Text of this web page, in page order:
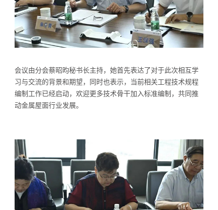
会议由分会蔡昭昀秘书长主持，她首先表达了对于此次相互学
习与交流的背景和期望，同时也表示，当前相关工程技术规程
编制工作已经启动，欢迎更多技术骨干加入标准编制，共同推
动金属屋面行业发展。